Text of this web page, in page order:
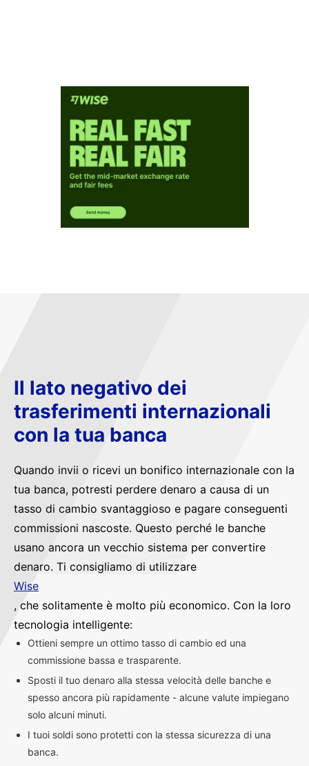
Il lato negativo dei
trasferimenti internazionali
con la tua banca
Quando invii o ricevi un bonifico internazionale con la
tua banca, potresti perdere denaro a causa di un
tasso di cambio svantaggioso e pagare conseguenti
commissioni nascoste. Questo perché le banche
usano ancora un vecchio sistema per convertire
denaro. Ti consigliamo di utilizzare
Wise
, che solitamente è molto più economico. Con la loro
tecnologia intelligente:
Ottieni sempre un ottimo tasso di cambio ed una
commissione bassa e trasparente.
Sposti il tuo denaro alla stessa velocità delle banche e
spesso ancora più rapidamente - alcune valute impiegano
solo alcuni minuti.
I tuoi soldi sono protetti con la stessa sicurezza di una
banca.